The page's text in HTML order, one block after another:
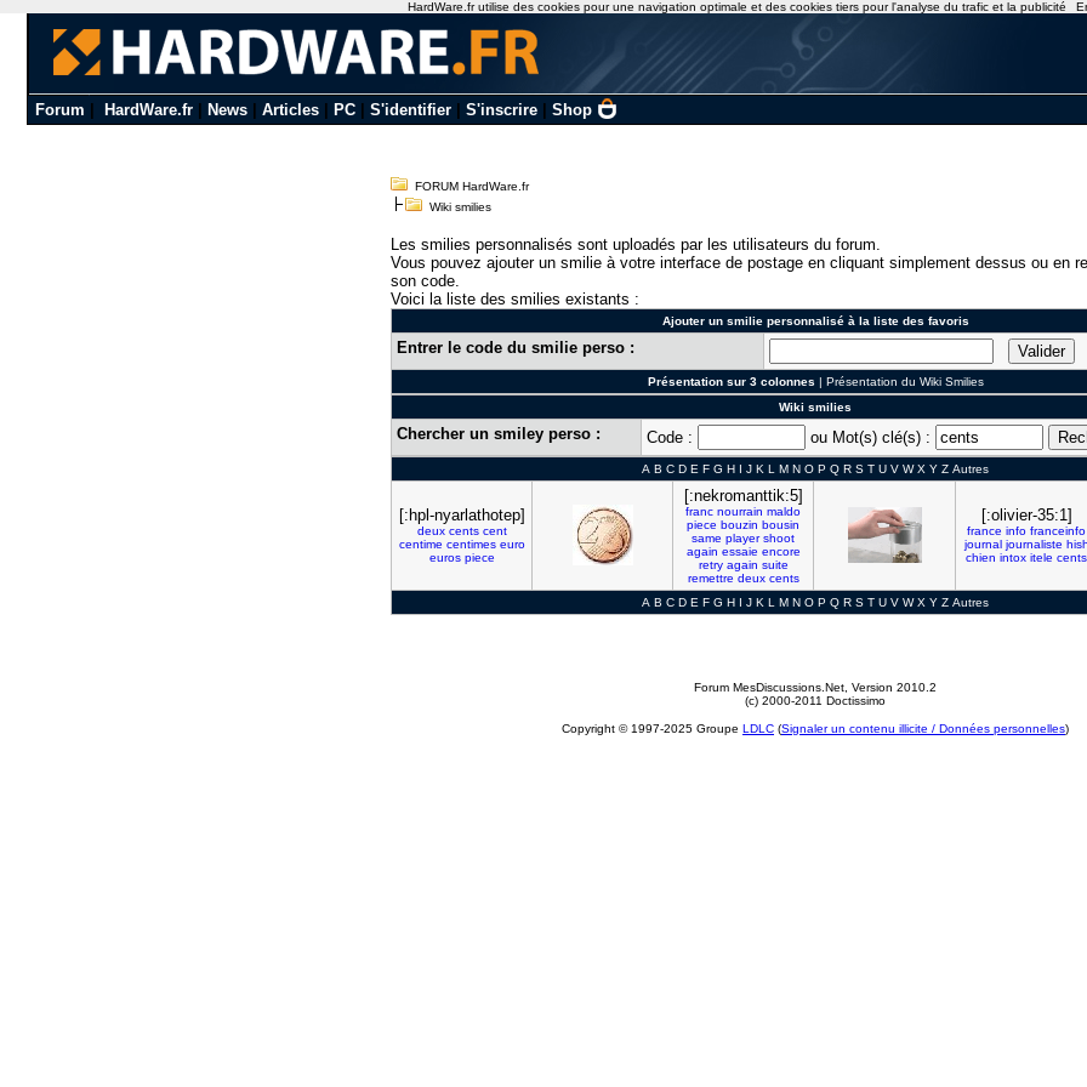
Forum HardWare.fr| News| Articles| PC| S'identifier| S'inscrire| Shop
FORUM HardWare.fr
Wiki smilies
Les smilies personnalisés sont uploadés par les utilisateurs du forum.
Vous pouvez ajouter un smilie à votre interface de postage en cliquant simplement dessus ou en
son code.
Voici la liste des smilies existants :
Ajouter un smilie personnalisé à la liste des favoris
Entrer le code du smilie perso :
Présentation sur 3 colonnes | Présentation du Wiki Smilies
Wiki smilies
Chercher un smiley perso : Code : ou Mot(s) clé(s) :
A B C D E F G H I J K L M N O P Q R S T U V W X Y Z Autres
[:hpl-nyarlathotep]
deux cents cent
centime centimes euro
euros piece
[:nekromanttik:5]
franc nourrain maldo
piece bouzin bousin
same player shoot
again essaie encore
retry again suite
remettre deux cents
[:olivier-35:1]
france info franceinfo
journal journaliste
chien intox itele cents
A B C D E F G H I J K L M N O P Q R S T U V W X Y Z Autres
Forum MesDiscussions.Net , Version 2010.2
(c) 2000-2011 Doctissimo
Copyright © 1997-2025 Groupe LDLC (Signaler un contenu illicite / Données personnelles)
HardWare.fr utilise des cookies pour une navigation optimale et des cookies tiers pour l'analyse du trafic et la publicité